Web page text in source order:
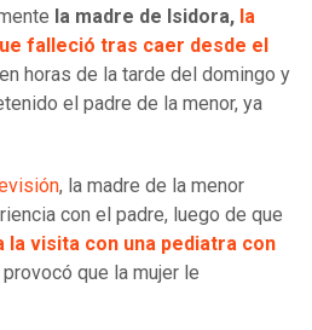
la madre de Isidora, la
falleció tras caer desde el
en horas de la tarde del domingo y
el padre de la menor, ya
, la madre de la menor
con el padre, luego de que
la visita con una pediatra con
que la mujer le